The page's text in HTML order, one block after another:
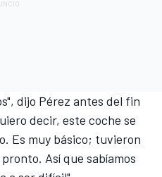
dijo Pérez antes del fin
decir, este coche se
Es muy básico; tuvieron
Así que sabíamos